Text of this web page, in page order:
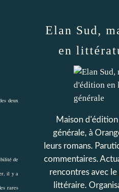
deux
de
il y a
rares
Elan Sud,
en
Maison
générale, à
leurs romans.
commentaires.
rencontres avec
littéraire.